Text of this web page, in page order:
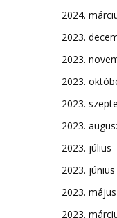
2024.
2023.
2023.
2023.
2023.
2023.
2023. július
2023. június
2023. május
2023.